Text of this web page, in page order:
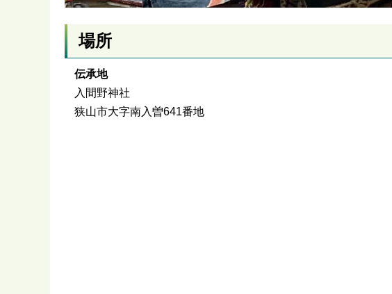
場所
伝承地
入間野神社
狭山市大字南入曽641番地